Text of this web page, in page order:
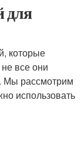
для
которые
все они
Мы рассмотрим
использовать